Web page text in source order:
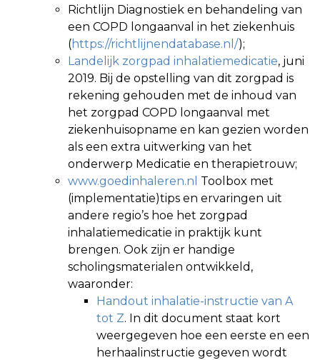
Richtlijn Diagnostiek en behandeling van
een COPD longaanval in het ziekenhuis
(https://richtlijnendatabase.nl/);
Landelijk zorgpad inhalatiemedicatie, juni
2019. Bij de opstelling van dit zorgpad is
rekening gehouden met de inhoud van
het zorgpad COPD longaanval met
ziekenhuisopname en kan gezien worden
als een extra uitwerking van het
onderwerp Medicatie en therapietrouw;
www.goedinhaleren.nl Toolbox met
(implementatie)tips en ervaringen uit
andere regio’s hoe het zorgpad
inhalatiemedicatie in praktijk kunt
brengen. Ook zijn er handige
scholingsmaterialen ontwikkeld,
waaronder:
Handout inhalatie-instructie van A
tot Z. In dit document staat kort
weergegeven hoe een eerste en een
herhaalinstructie gegeven wordt